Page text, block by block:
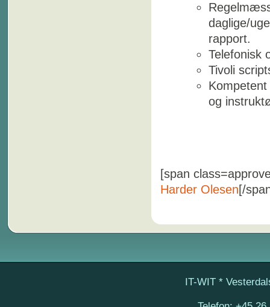
daglige/
rapport.
Telefonisk
Tivoli
og
[span
Harder Olesen[/
IT-WIT *